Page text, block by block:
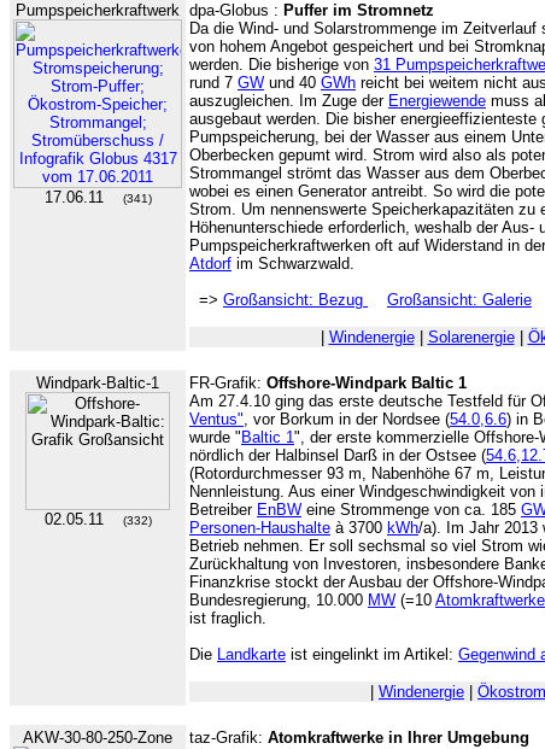
Pumpspeicherkraftwerk
17.06.11 (341)
dpa-Globus : Puffer im Stromnetz
Da die Wind- und Solarstrommenge im
von hohem Angebot gespeichert und bei
werden. Die bisherige von 31
rund 7 GW und 40 GWh reicht bei weitem nicht
auszugleichen. Im Zuge der Energiewende muss
ausgebaut werden. Die bisher
Pumpspeicherung, bei der Wasser aus einem
Oberbecken gepumt wird. Strom wird also als
Strommangel strömt das Wasser aus dem
wobei es einen Generator antreibt. So wird die
Strom. Um nennenswerte Speicherkapazitäten zu
Höhenunterschiede erforderlich, weshalb der Aus-
Pumpspeicherkraftwerken oft auf Widerstand in
Atdorf im Schwarzwald.
=> Großansicht: Bezug Großansicht: Galerie
Windenergie| Solarenergie|
Windpark-Baltic-1
02.05.11 (332)
FR-Grafik: Offshore-Windpark Baltic 1
Am 27.4.10 ging das erste deutsche Testfeld für
Ventus", vor Borkum in der Nordsee (54.0,6.6) in
wurde " Baltic 1", der erste kommerzielle
nördlich der Halbinsel Darß in der Ostsee (
(Rotordurchmesser 93 m, Nabenhöhe 67 m,
Nennleistung. Aus einer Windgeschwindigkeit
Betreiber EnBW eine Strommenge von ca. 185
Personen-Haushalte à 3700 kWh/a). Im Jahr 2013
Betrieb nehmen. Er soll sechsmal so viel Strom
Zurückhaltung von Investoren, insbesondere
Finanzkrise stockt der Ausbau der Offshore-
Bundesregierung, 10.000 MW (=10 Atomkraftwerke
ist fraglich.
Die Landkarte ist eingelinkt im Artikel: Gegenwind
Windenergie Ökostrom
AKW-30-80-250-Zone taz-Grafik: Atomkraftwerke in Ihrer Umgebung